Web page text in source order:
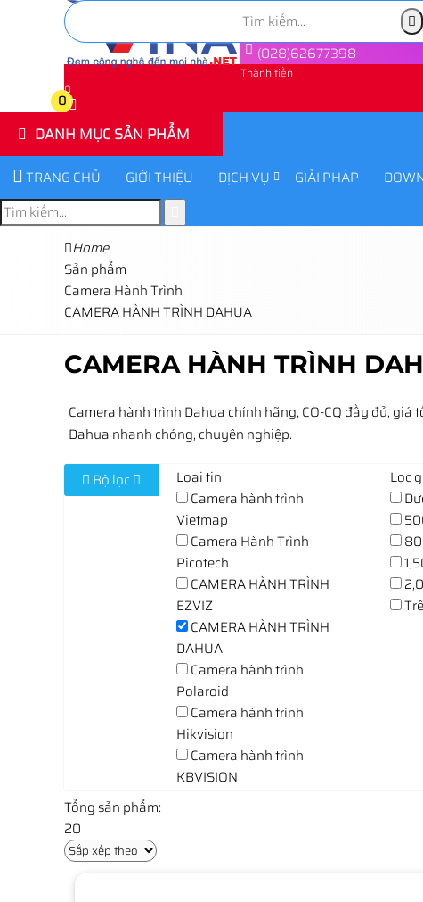
(028)62677398
Thành tiền
0
0
DANH MỤC SẢN PHẨM
TRANG CHỦ GIỚI THIỆU DỊCH VỤ GIẢI PHÁP
Home
Sản phẩm
Camera Hành Trình
CAMERA HÀNH TRÌNH DAHUA
CAMERA HÀNH TRÌNH
Camera hành trình Dahua chính hãng, CO-CQ đầy đủ,
Dahua nhanh chóng, chuyên nghiệp.
Bộ lọc
Loại tin
Camera hành trình
Vietmap
Camera Hành Trình
Picotech
CAMERA HÀNH TRÌNH
EZVIZ
CAMERA HÀNH TRÌNH
DAHUA
Camera hành trình
Polaroid
Camera hành trình
Hikvision
Camera hành trình
KBVISION
Lọc
Tổng sản phẩm:
20